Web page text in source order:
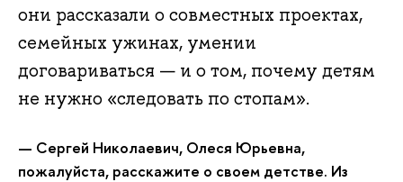
они рассказали о совместных проектах,
семейных ужинах, умении
договариваться — и о том, почему детям
не нужно «следовать по стопам».
— Сергей Николаевич, Олеся Юрьевна,
пожалуйста, расскажите о своем детстве. Из